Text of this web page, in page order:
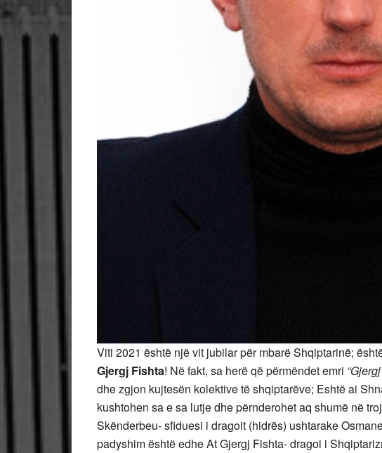
Viti 2021 është një vit jubilar për mbarë Shqiptarinë;
Gjergj Fishta! Në fakt, sa herë që përmëndet emri
dhe zgjon kujtesën kolektive të shqiptarëve; Eshtë ai
kushtohen sa e sa lutje dhe përnderohet aq shumë në
Skënderbeu- sfiduesi i dragoit (hidrës) ushtarake
padyshim është edhe At Gjergj Fishta- dragoi i